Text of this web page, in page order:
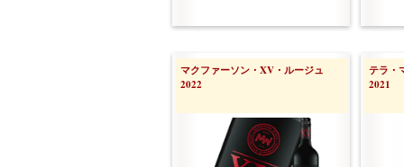
マクファーソン・XV・ルージュ
2022
テラ・
2021